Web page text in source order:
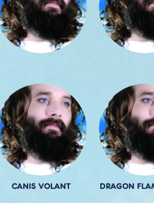
CANIS VOLANT DRAGON